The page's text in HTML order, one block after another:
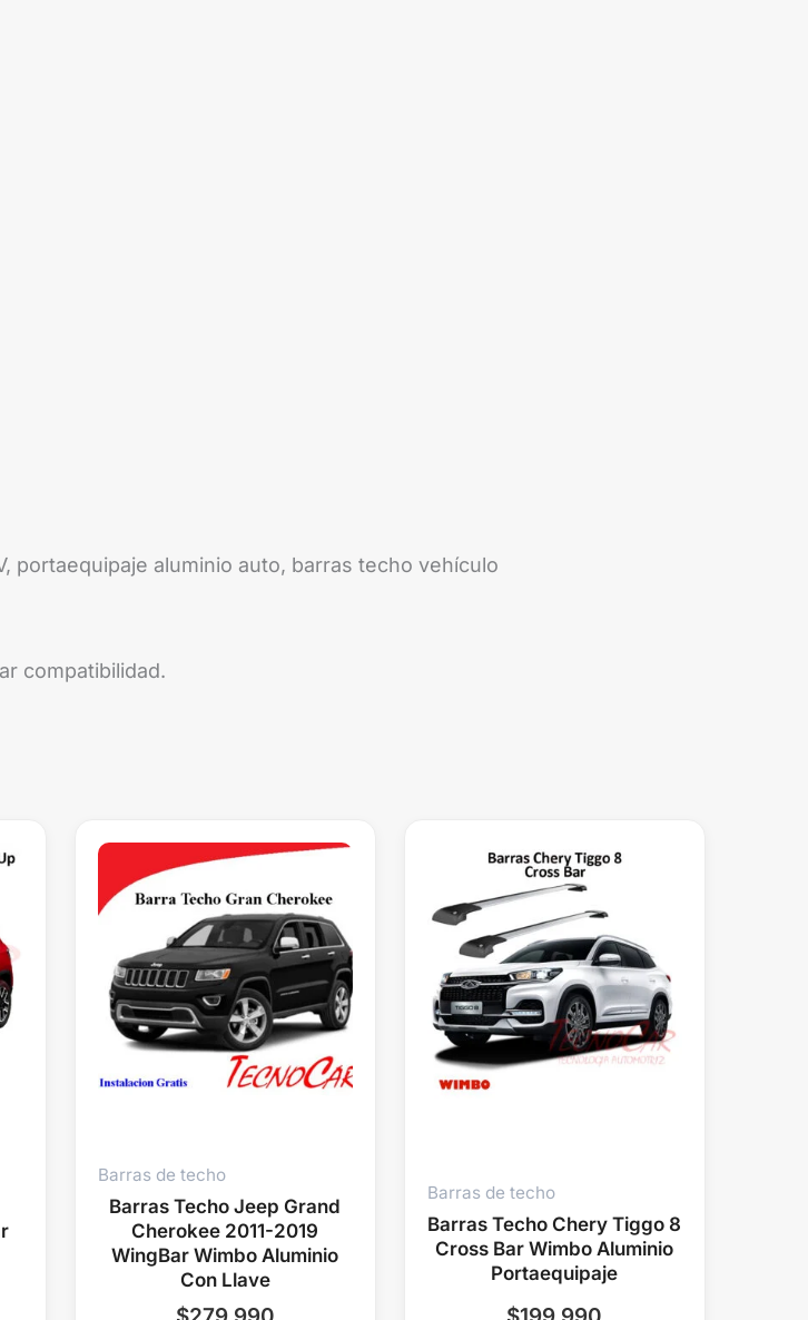
portaequipaje aluminio auto, barras techo vehículo
compatibilidad.
Barras de techo
Barras Techo Jeep Grand
Cherokee 2011-2019
WingBar Wimbo Aluminio
Con Llave
Barras de techo
Barras Techo Chery Tiggo 8
Cross Bar Wimbo Aluminio
Portaequipaje